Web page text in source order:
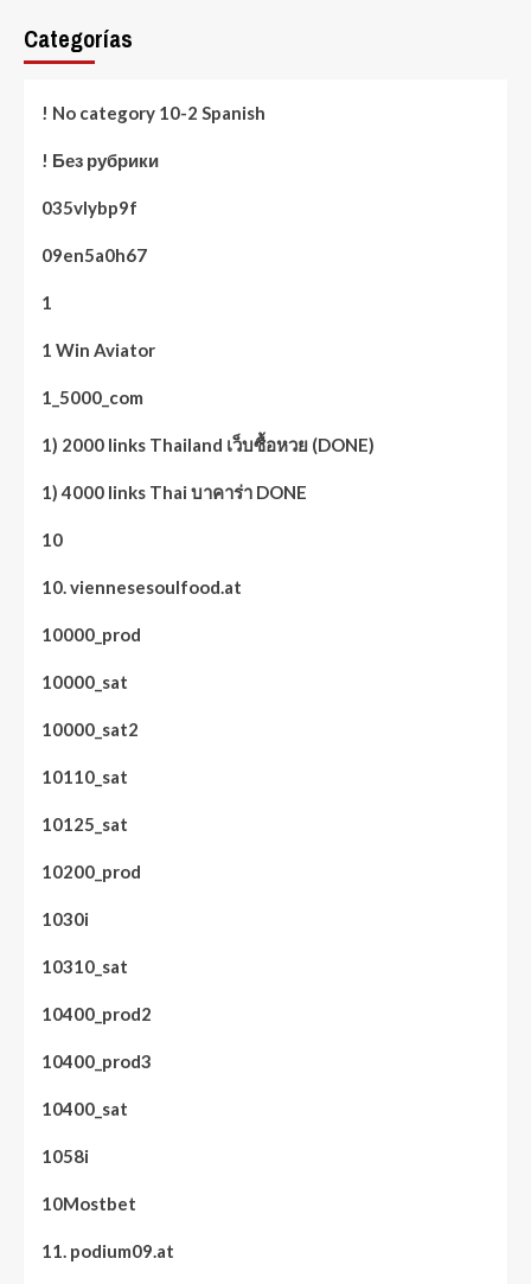
Categorías
! No category 10-2 Spanish
! Без рубрики
035vlybp9f
09en5a0h67
1
1 Win Aviator
1_5000_com
1) 2000 links Thailand เว็บซื้อหวย (DONE)
1) 4000 links Thai บาคาร่า DONE
10
10. viennesesoulfood.at
10000_prod
10000_sat
10000_sat2
10110_sat
10125_sat
10200_prod
1030i
10310_sat
10400_prod2
10400_prod3
10400_sat
1058i
10Mostbet
11. podium09.at